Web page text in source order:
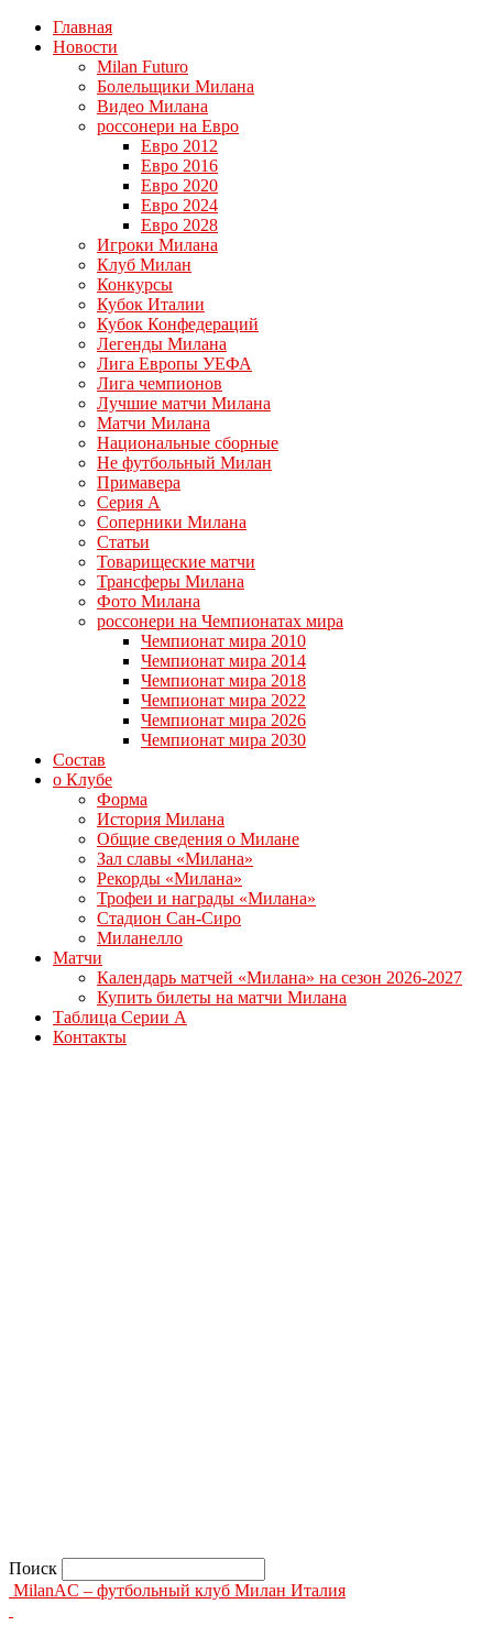
Главная
Новости
Milan Futuro
Болельщики Милана
Видео Милана
россонери на Евро
Евро 2012
Евро 2016
Евро 2020
Евро 2024
Евро 2028
Игроки Милана
Клуб Милан
Конкурсы
Кубок Италии
Кубок Конфедераций
Легенды Милана
Лига Европы УЕФА
Лига чемпионов
Лучшие матчи Милана
Матчи Милана
Национальные сборные
Не футбольный Милан
Примавера
Серия А
Соперники Милана
Статьи
Товарищеские матчи
Трансферы Милана
Фото Милана
россонери на Чемпионатах мира
Чемпионат мира 2010
Чемпионат мира 2014
Чемпионат мира 2018
Чемпионат мира 2022
Чемпионат мира 2026
Чемпионат мира 2030
Состав
о Клубе
Форма
История Милана
Общие сведения о Милане
Зал славы «Милана»
Рекорды «Милана»
Трофеи и награды «Милана»
Стадион Сан-Сиро
Миланелло
Матчи
Календарь матчей «Милана» на сезон 2026-2027
Купить билеты на матчи Милана
Таблица Серии А
Контакты
Поиск
MilanAC – футбольный клуб Милан Италия